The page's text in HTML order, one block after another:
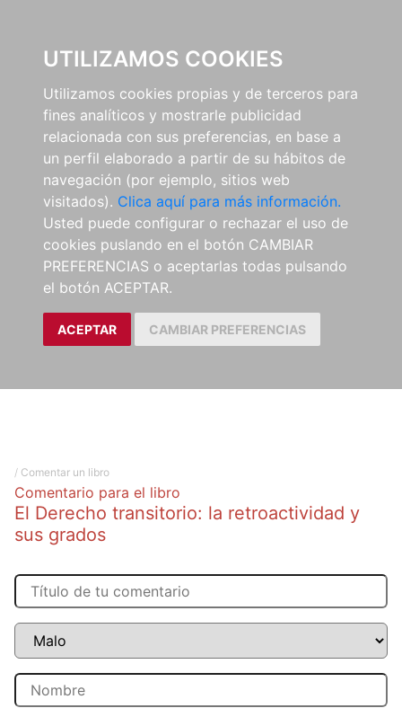
UTILIZAMOS COOKIES
Utilizamos cookies propias y de terceros para
fines analíticos y mostrarle publicidad
relacionada con sus preferencias, en base a
un perfil elaborado a partir de su hábitos de
navegación (por ejemplo, sitios web
visitados). Clica aquí para más información.
Usted puede configurar o rechazar el uso de
cookies puslando en el botón CAMBIAR
PREFERENCIAS o aceptarlas todas pulsando
el botón ACEPTAR.
ACEPTAR CAMBIAR PREFERENCIAS
/ Comentar un libro
Comentario para el libro
El Derecho transitorio: la retroactividad y
sus grados